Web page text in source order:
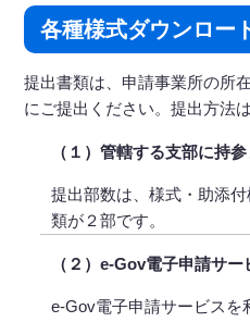
各種様式ダウンロー
提出書類は、申請事業所の所
にご提出ください。提出方法
（１）管轄する支部に持
提出部数は、様式・助添
類が２部です。
（２）e-Gov電子申請サ
e-Gov電子申請サービスを